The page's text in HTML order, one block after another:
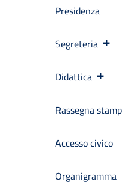
Presidenza
Segreteria
Didattica
Rassegna
Accesso civico
Organigramma